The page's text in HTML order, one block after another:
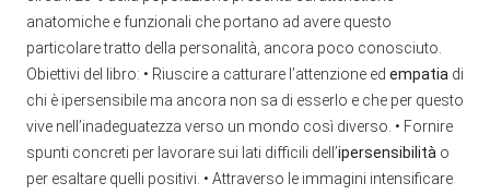
anatomiche e funzionali che portano ad avere questo
particolare tratto della personalità, ancora poco conosciuto.
Obiettivi del libro: • Riuscire a catturare l’attenzione ed empatia di
chi è ipersensibile ma ancora non sa di esserlo e che per questo
vive nell’inadeguatezza verso un mondo così diverso. • Fornire
spunti concreti per lavorare sui lati difficili dell’ipersensibilità o
per esaltare quelli positivi. • Attraverso le immagini intensificare